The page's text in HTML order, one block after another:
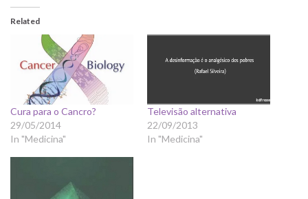
Related
Cura para o Cancro?
29/05/2014
In "Medicina"
Televisão alternativa
22/09/2013
In "Medicina"